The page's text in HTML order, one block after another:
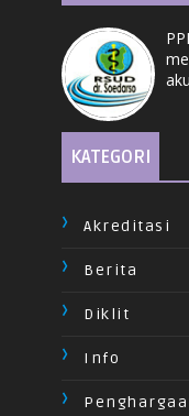
KATEGORI
Akreditasi
Berita
Diklit
Info